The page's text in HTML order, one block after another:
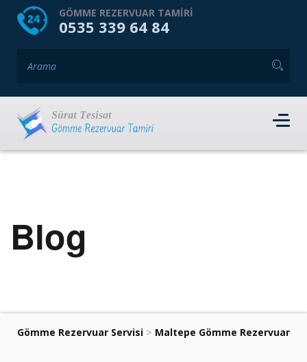
HOME HAKKIMIZDA
GÖMME REZERVUAR TAMIRI
0535 339 64 84
Blog
Gömme Rezervuar Servisi > Maltepe Gömme Rezervuar